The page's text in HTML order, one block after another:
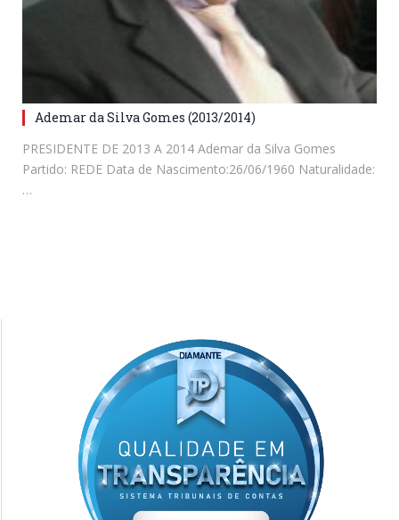
Ademar da Silva Gomes (2013/2014)
PRESIDENTE DE 2013 A 2014 Ademar da Silva Gomes
Partido: REDE Data de Nascimento:26/06/1960 Naturalidade:
…